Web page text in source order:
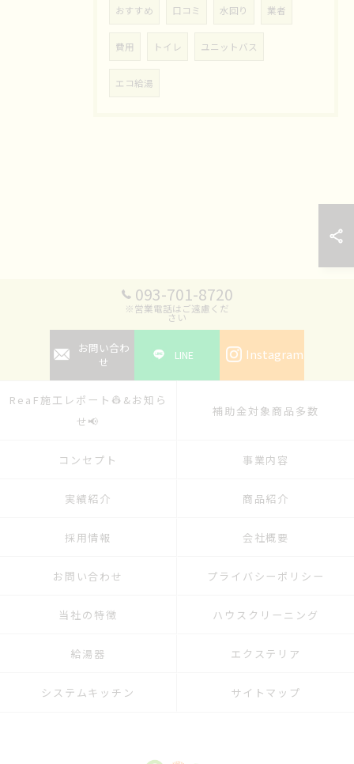
おすすめ 口コミ 水回り 業者
費用 トイレ ユニットバス
エコ給湯
093-701-8720
※営業電話はご遠慮くだ
さい
お問い合わ
せ
LINE Instagram
ReaF施工レポート👷&お知ら
せ📢
補助金対象商品多数
コンセプト 事業内容
実績紹介 商品紹介
採用情報 会社概要
お問い合わせ プライバシーポリシー
当社の特徴 ハウスクリーニング
給湯器 エクステリア
システムキッチン サイトマップ